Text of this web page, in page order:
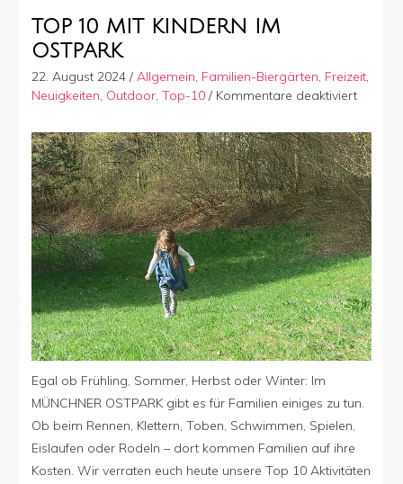
TOP 10 MIT KINDERN IM
OSTPARK
22. August 2024/ Allgemein, Familien-Biergärten, Freizeit,
Neuigkeiten, Outdoor, Top-10/ Kommentare deaktiviertfür
10
mit
Kindern
im
Ostpark
Egal ob Frühling, Sommer, Herbst oder Winter: Im
MÜNCHNER OSTPARK gibt es für Familien einiges zu tun.
Ob beim Rennen, Klettern, Toben, Schwimmen, Spielen,
Eislaufen oder Rodeln – dort kommen Familien auf ihre
Kosten. Wir verraten euch heute unsere Top 10 Aktivitäten